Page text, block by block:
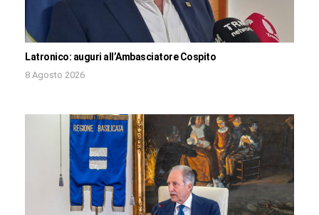
Latronico: auguri all’Ambasciatore Cospito
8 Agosto 2026